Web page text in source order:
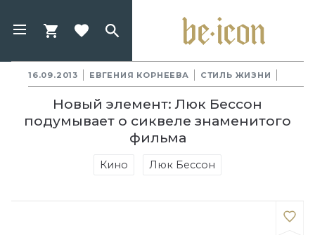
16.09.2013 ЕВГЕНИЯ КОРНЕЕВА СТИЛЬ ЖИЗНИ
Новый элемент: Люк Бессон
подумывает о сиквеле знаменитого
фильма
Кино Люк Бессон